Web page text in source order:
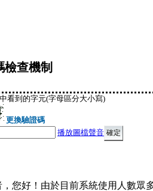
檢查機制
看到的字元(字母區分大小寫)
更換驗證碼
播放圖檔聲音
，您好！由於目前系統使用人數眾